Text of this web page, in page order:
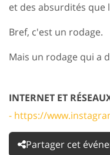
et des absurdités
Bref, c'est un rodage.
Mais un rodage qui a
INTERNET ET
- https://
Partager cet